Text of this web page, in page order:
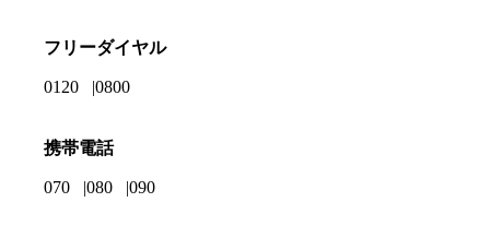
フリーダイヤル
0120 0800
携帯電話
070 080 090